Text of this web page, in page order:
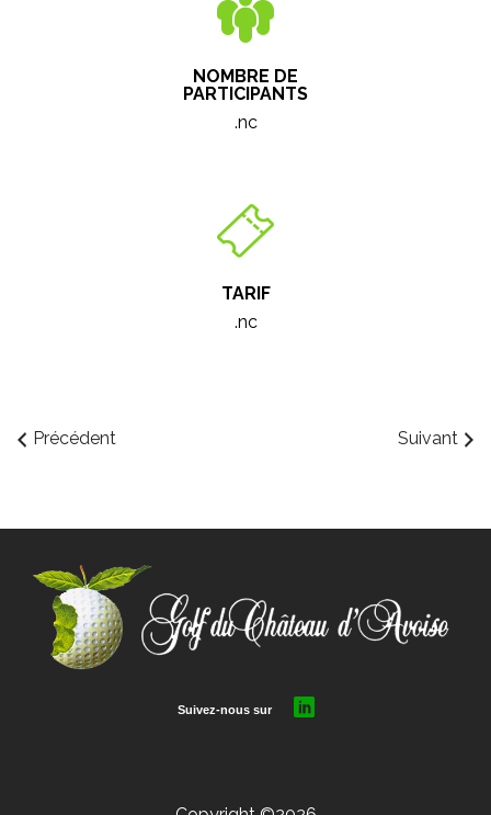
NOMBRE DE
PARTICIPANTS
.nc
TARIF
.nc
Précédent Suivant